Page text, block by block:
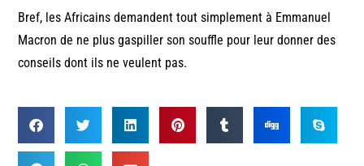
Bref, les Africains demandent tout simplement à Emmanuel
Macron de ne plus gaspiller son souffle pour leur donner des
conseils dont ils ne veulent pas.